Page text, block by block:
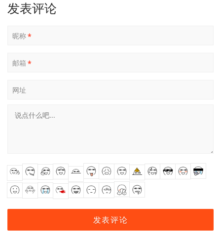
发表评论
昵称*
邮箱 *
网址